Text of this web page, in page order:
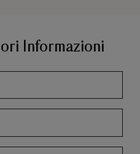
Informazioni